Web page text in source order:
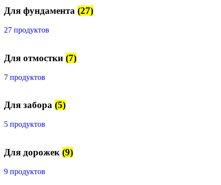
Для фундамента (27)
27 продуктов
Для отмостки (7)
7 продуктов
Для забора (5)
5 продуктов
Для дорожек (9)
9 продуктов